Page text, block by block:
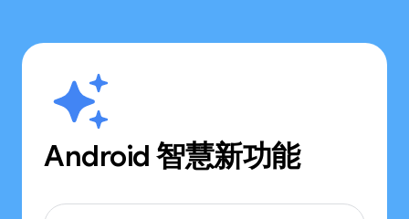
Android 智慧新功能